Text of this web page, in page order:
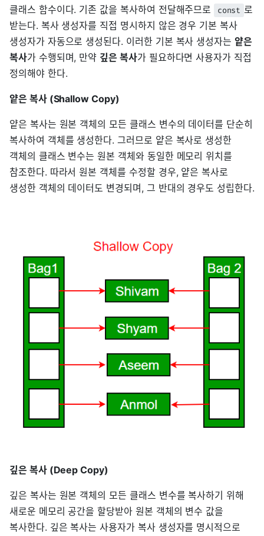
클래스 함수이다. 기존 값을 복사하여 전달해주므로
const 로
받는다. 복사 생성자를 직접 명시하지 않은 경우 기본 복사
생성자가 자동으로 생성된다. 이러한 기본 복사 생성자는얕은
복사가 수행되며, 만약 깊은 복사가 필요하다면 사용자가 직접
정의해야 한다.
얕은 복사 (Shallow Copy)
얕은 복사는 원본 객체의 모든 클래스 변수의 데이터를 단순히
복사하여 객체를 생성한다. 그러므로 얕은 복사로 생성한
객체의 클래스 변수는 원본 객체와 동일한 메모리 위치를
참조한다. 따라서 원본 객체를 수정할 경우, 얕은 복사로
생성한 객체의 데이터도 변경되며, 그 반대의 경우도 성립한다.
깊은 복사 (Deep Copy)
깊은 복사는 원본 객체의 모든 클래스 변수를 복사하기 위해
새로운 메모리 공간을 할당받아 원본 객체의 변수 값을
복사한다. 깊은 복사는 사용자가 복사 생성자를 명시적으로